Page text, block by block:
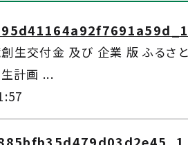
生交付金 及び 企業 版 ふるさ
生計画 ...